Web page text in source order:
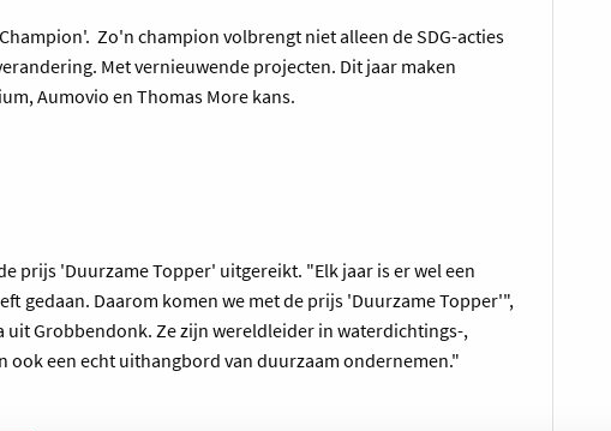
Zo'n champion volbrengt niet alleen de SDG-acties
Met vernieuwende projecten. Dit jaar maken
Aumovio en Thomas More kans.
prijs 'Duurzame Topper' uitgereikt. "Elk jaar is er wel een
gedaan. Daarom komen we met de prijs 'Duurzame Topper'",
uit Grobbendonk. Ze zijn wereldleider in waterdichtings-,
een echt uithangbord van duurzaam ondernemen."